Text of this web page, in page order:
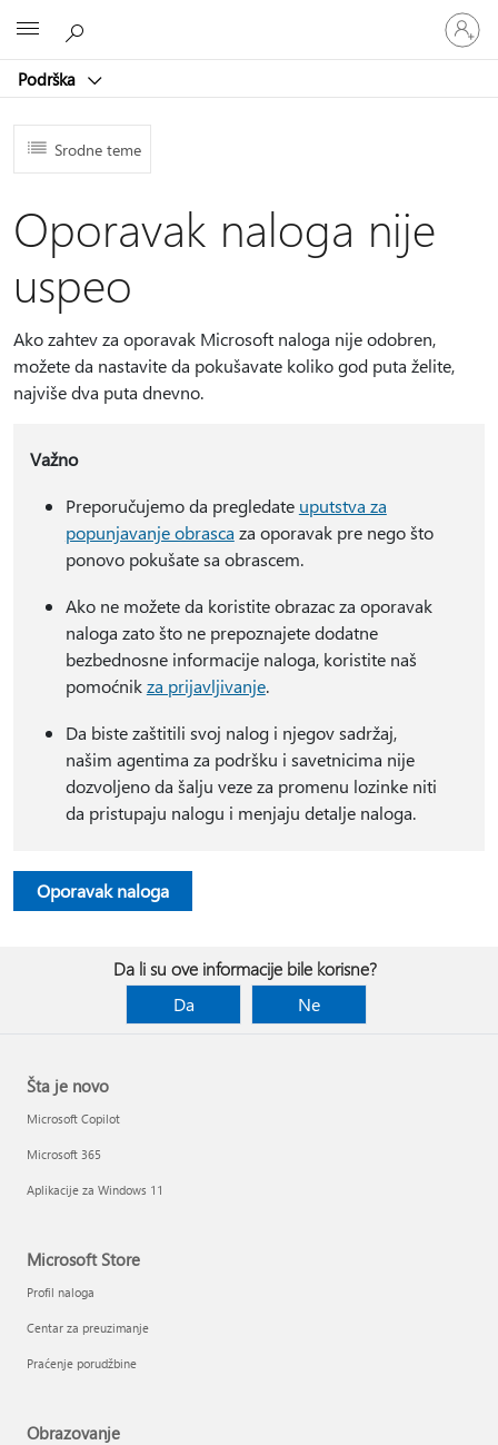
Podrška
Prijavite
se
na
Srodne teme
Oporavak naloga nije
uspeo
Ako zahtev za oporavak Microsoft naloga nije odobren,
možete da nastavite da pokušavate koliko god puta želite,
najviše dva puta dnevno.
Važno
Preporučujemo da pregledate uputstva za
popunjavanje obrasca za oporavak pre nego što
ponovo pokušate sa obrascem.
Ako ne možete da koristite obrazac za oporavak
naloga zato što ne prepoznajete dodatne
bezbednosne informacije naloga, koristite naš
pomoćnikza prijavljivanje.
Da biste zaštitili svoj nalog i njegov sadržaj,
našim agentima za podršku i savetnicima nije
dozvoljeno da šalju veze za promenu lozinke niti
da pristupaju nalogu i menjaju detalje naloga.
Oporavak naloga
Da li su ove informacije bile korisne?
Da
Ne
Šta je novo
Microsoft Copilot
Microsoft 365
Aplikacije za Windows 11
Microsoft Store
Profil naloga
Centar za preuzimanje
Praćenje porudžbine
Obrazovanje